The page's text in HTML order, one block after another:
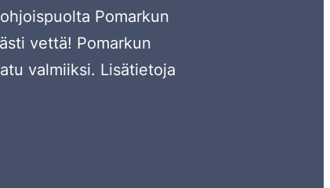
Pomarkun
vettä! Pomarkun
valmiiksi. Lisätietoja